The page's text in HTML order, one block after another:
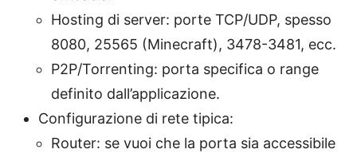
Hosting di server: porte TCP/UDP, spesso
8080, 25565 (Minecraft), 3478-3481, ecc.
P2P/Torrenting: porta specifica o range
definito dall’applicazione.
Configurazione di rete tipica:
Router: se vuoi che la porta sia accessibile